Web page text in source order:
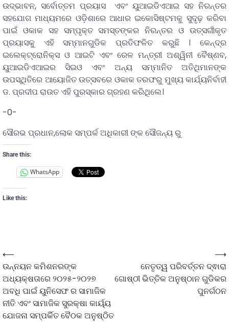
ଉଦ୍ଭାବନ, ସର୍ବୋତ୍ତମ ପ୍ରୟାସ ଏବଂ ୟୁଆଇଡିଏଆଇ ସହ ନିରନ୍ତର
ସହଯୋଗ ମାଧ୍ୟମରେ ଓଡ଼ିଶାରେ ଆଧାର ଇକୋସିଷ୍ଟମକୁ ସୁଦୃଢ଼ କରିବା
ପାଇଁ ଓକାକ ସହ ସମ୍ପୃକ୍ତ ସମସ୍ତଙ୍କର ନିରନ୍ତର ଓ ଉତ୍ସର୍ଗୀକୃତ
ପ୍ରୟାସକୁ ଏହି ସମ୍ମାନଗୁଡିକ ପ୍ରତିଫଳିତ କରୁଛି । କେନ୍ଦ୍ର
ଇଲେକ୍ଟ୍ରୋନିକ୍ସ ଓ ଆଇଟି ଏବଂ ରେଳ ମନ୍ତ୍ରୀ ଅଶ୍ୱିନୀ ବୈଷ୍ଣବ,
ୟୁଆଇଡିଏଆଇର ସିଇଓ ଏବଂ ଅନ୍ୟ ସମ୍ମାନିତ ଅତିଥିମାନଙ୍କ
ଉପସ୍ଥିତିରେ ଆୟୋଜିତ ଉତ୍ସବରେ ଓକାକ ତରଫରୁ ମୁଖ୍ୟ କାର୍ଯ୍ୟନିର୍ବାହୀ
ଡ. ପ୍ରଦୀପ ରାଉତ ଏହି ପୁରସ୍କାର ଗ୍ରହଣ କରିଥିଲେ।
-0-
ସୌରଭ ପ୍ରଧାନ,ଲୋକ ସମ୍ପର୍କ ଅଧିକାରୀ ଙ୍କ ସୌଜନ୍ୟ ରୁ
Share this:
WhatsApp
Like this:
⟵
ଉନ୍ନୟନ କମିଶନରଙ୍କ
ଅଧ୍ୟକ୍ଷତାରେ ୨୦୨୫-୨୦୨୭
ଅବଧି ପାଇଁ ୟୁନିସେଫ ର ସାମାଜିକ
ନୀତି ଏବଂ ସାମାଜିକ ସୁରକ୍ଷା କାର୍ୟ୍ୟ
ଯୋଜନା ସମ୍ପର୍କିତ ବୈଠକ ଅନୁଷ୍ଠିତ
ନେତୃତ୍ୱ ପରିବର୍ତ୍ତନ ଦ୍ଵାରା
ଗୋଷ୍ଠୀ ଭିତ୍ତିକ ଅନୁଷ୍ଠାନ ଗୁଡିକର
ପୁନର୍ଗଠନ
⟶